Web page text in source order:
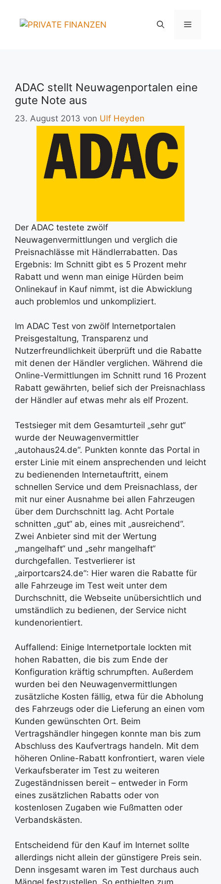
Inhalt
springen
Menü
ADAC stellt Neuwagenportalen eine
gute Note aus
23. August 2013 von Ulf Heyden
Der ADAC testete zwölf
Neuwagenvermittlungen und verglich die
Preisnachlässe mit Händlerrabatten. Das
Ergebnis: Im Schnitt gibt es 5 Prozent mehr
Rabatt und wenn man einige Hürden beim
Onlinekauf in Kauf nimmt, ist die Abwicklung
auch problemlos und unkompliziert.
Im ADAC Test von zwölf Internetportalen
Preisgestaltung, Transparenz und
Nutzerfreundlichkeit überprüft und die Rabatte
mit denen der Händler verglichen. Während die
Online-Vermittlungen im Schnitt rund 16 Prozent
Rabatt gewährten, belief sich der Preisnachlass
der Händler auf etwas mehr als elf Prozent.
Testsieger mit dem Gesamturteil „sehr gut“
wurde der Neuwagenvermittler
„autohaus24.de“. Punkten konnte das Portal in
erster Linie mit einem ansprechenden und leicht
zu bedienenden Internetauftritt, einem
schnellen Service und dem Preisnachlass, der
mit nur einer Ausnahme bei allen Fahrzeugen
über dem Durchschnitt lag. Acht Portale
schnitten „gut“ ab, eines mit „ausreichend“.
Zwei Anbieter sind mit der Wertung
„mangelhaft“ und „sehr mangelhaft“
durchgefallen. Testverlierer ist
„airportcars24.de“: Hier waren die Rabatte für
alle Fahrzeuge im Test weit unter dem
Durchschnitt, die Webseite unübersichtlich und
umständlich zu bedienen, der Service nicht
kundenorientiert.
Auffallend: Einige Internetportale lockten mit
hohen Rabatten, die bis zum Ende der
Konfiguration kräftig schrumpften. Außerdem
wurden bei den Neuwagenvermittlungen
zusätzliche Kosten fällig, etwa für die Abholung
des Fahrzeugs oder die Lieferung an einen vom
Kunden gewünschten Ort. Beim
Vertragshändler hingegen konnte man bis zum
Abschluss des Kaufvertrags handeln. Mit dem
höheren Online-Rabatt konfrontiert, waren viele
Verkaufsberater im Test zu weiteren
Zugeständnissen bereit – entweder in Form
eines zusätzlichen Rabatts oder von
kostenlosen Zugaben wie Fußmatten oder
Verbandskästen.
Entscheidend für den Kauf im Internet sollte
allerdings nicht allein der günstigere Preis sein.
Denn insgesamt waren im Test durchaus auch
Mängel festzustellen. So enthielten zum